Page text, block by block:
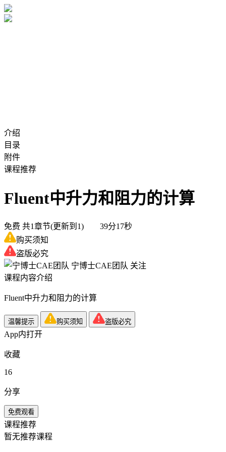
介绍
目录
附件
课程推荐
Fluent中升力和阻力的计算
免费 共1章节(更新到1) 39分17秒
购买须知
盗版必究
宁博士CAE团队 关注
课程内容介绍
Fluent中升力和阻力的计算
温馨提示 购买须知 盗版必究
App内打开
收藏
16
分享
免费观看
课程推荐
暂无推荐课程